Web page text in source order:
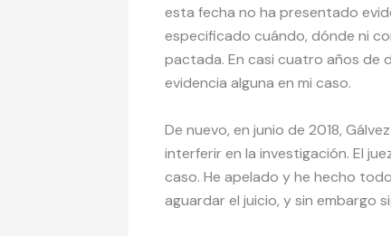
esta fecha no ha presentado
especificado cuándo, dónde ni
pactada. En casi cuatro años de
evidencia alguna en mi caso.
De nuevo, en junio de 2018,
interferir en la investigación. El
caso. He apelado y he hecho
aguardar el juicio, y sin embargo